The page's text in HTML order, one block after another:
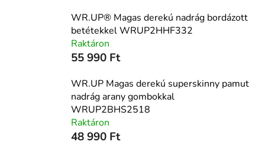
WR.UP® Magas derekú nadrág bordázott
betétekkel WRUP2HHF332
Raktáron
55 990 Ft
WR.UP Magas derekú superskinny pamut
nadrág arany gombokkal
WRUP2BHS2518
Raktáron
48 990 Ft